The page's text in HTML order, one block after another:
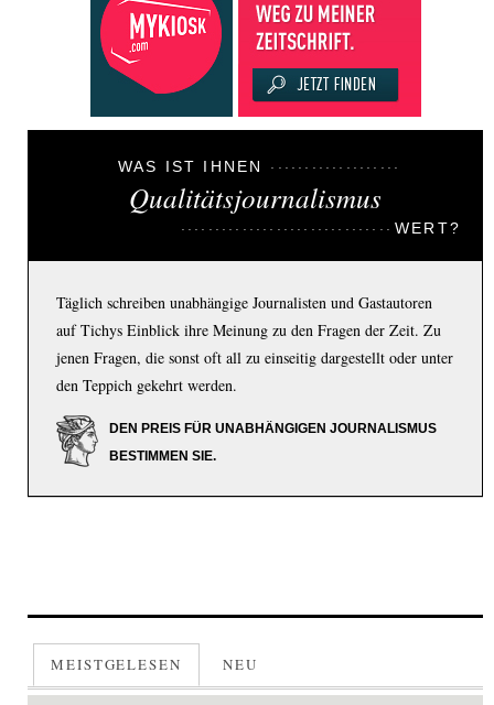
WAS IST IHNEN
Qualitätsjournalismus
WERT?
Täglich schreiben unabhängige Journalisten und Gastautoren
auf Tichys Einblick ihre Meinung zu den Fragen der Zeit. Zu
jenen Fragen, die sonst oft all zu einseitig dargestellt oder unter
den Teppich gekehrt werden.
DEN PREIS FÜR UNABHÄNGIGEN JOURNALISMUS
BESTIMMEN SIE.
MEISTGELESEN NEU